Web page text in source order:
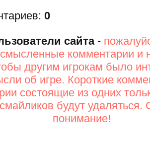
: 0
сайта-
комментарии и
другим игрокам было
об игре. Короткие
состоящие из одних
будут удаляться.
понимание!